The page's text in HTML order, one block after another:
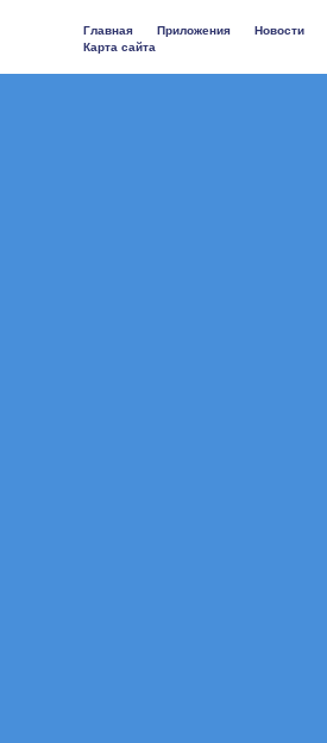
Главная Приложения Новости
Карта сайта